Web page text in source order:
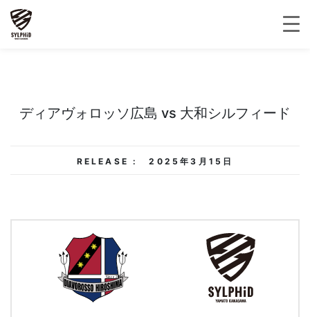
ディアヴォロッソ広島 vs 大和シルフィード
RELEASE : 2025年3月15日